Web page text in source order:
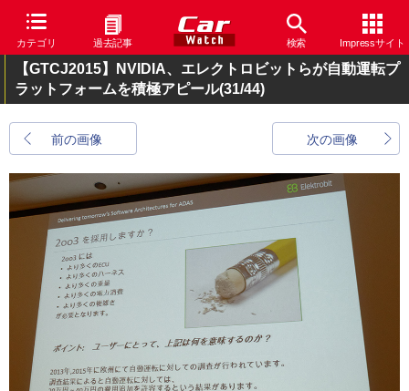
カテゴリ 過去記事 検索 Impressサイト
【GTCJ2015】NVIDIA、エレクトロビットらが自動運転プ
ラットフォームを積極アピール(31/44)
前の画像 次の画像